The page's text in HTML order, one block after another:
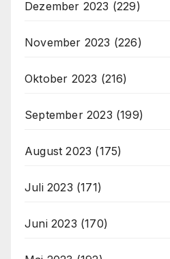
Dezember 2023 (229)
November 2023 (226)
Oktober 2023 (216)
September 2023 (199)
August 2023 (175)
Juli 2023 (171)
Juni 2023 (170)